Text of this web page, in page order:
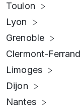
Toulon
Lyon
Grenoble
Clermont-Ferrand
Limoges
Dijon
Nantes